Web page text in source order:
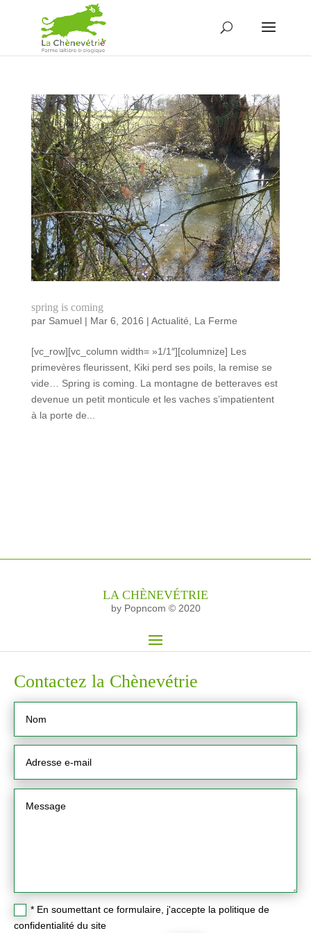
spring is coming
par Samuel| Mar 6, 2016 | Actualité La Ferme
[vc_row][vc_column width= »1/1″][columnize] Les
primevères fleurissent, Kiki perd ses poils, la remise se
vide… Spring is coming. La montagne de betteraves est
devenue un petit monticule et les vaches s’impatientent
à la porte de...
LA CHÈNEVÉTRIE
by Popncom © 2020
Contactez la Chènevétrie
* En soumettant ce formulaire, j'accepte la politique de
confidentialité du site